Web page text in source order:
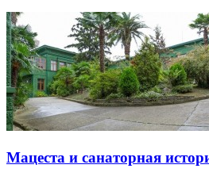
Мацеста и санаторная